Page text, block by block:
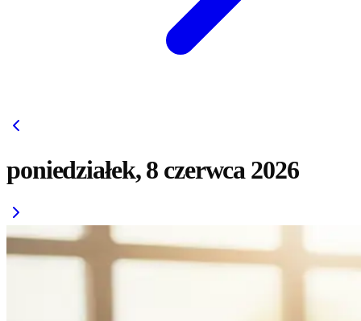
poniedziałek, 8 czerwca 2026